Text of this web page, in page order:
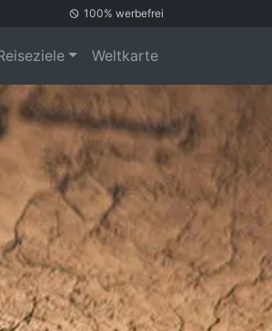
100% werbefrei
Weltkarte